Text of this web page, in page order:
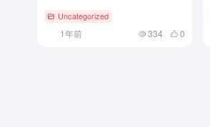
Uncategorized
1年前 334 0